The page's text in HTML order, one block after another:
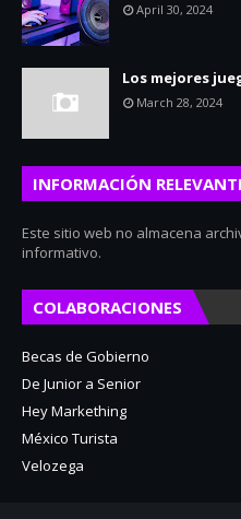
April 30, 2024
Los mejores
March 28, 2024
INFORMACIÓN
Este sitio web no almacena
informativo.
COLABORACIONES
Becas de Gobierno
De Junior a Senior
Hey Markething
México Turista
Velozega